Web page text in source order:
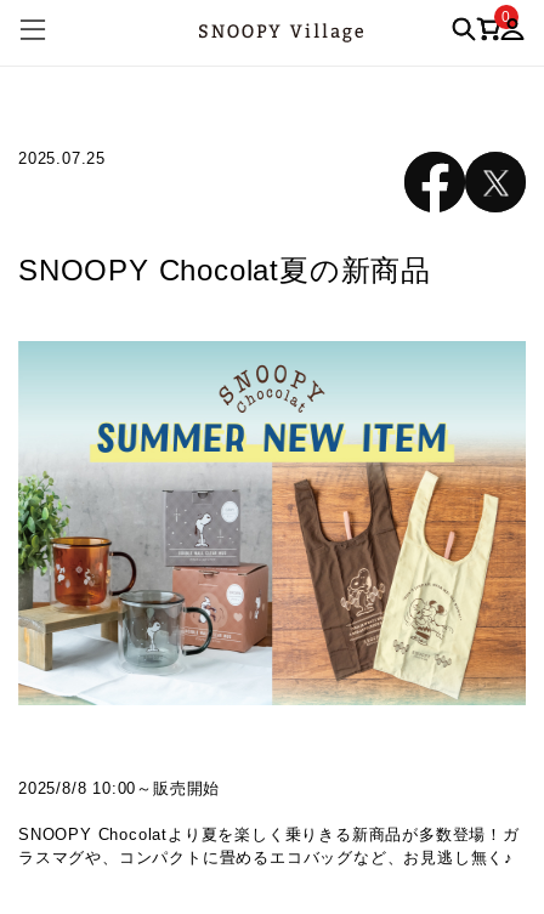
0
2025.07.25
SNOOPY Chocolat夏の新商品
2025/8/8 10:00～販売開始
SNOOPY Chocolatより夏を楽しく乗りきる新商品が多数登場！ガ
ラスマグや、コンパクトに畳めるエコバッグなど、お見逃し無く♪